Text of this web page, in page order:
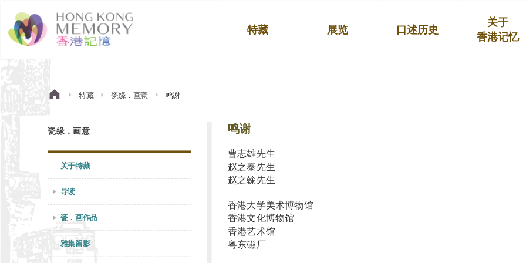
特藏 展览 口述历史
关于
香港记忆
特藏 瓷缘．画意 鸣谢
瓷缘．画意
关于特藏
导读
瓷．画作品
雅集留影
鸣谢
曹志雄先生
赵之泰先生
赵之榦先生
香港大学美术博物馆
香港文化博物馆
香港艺术馆
粤东磁厂